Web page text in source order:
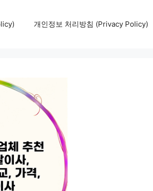
개인정보 처리방침 (Privacy Policy)